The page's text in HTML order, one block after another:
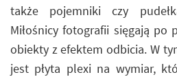
także pojemniki czy
Miłośnicy fotografii sięgają po
obiekty z efektem odbicia. W
jest płyta plexi na wymiar,